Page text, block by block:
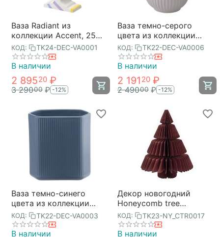
Ваза Radiant из
коллекции Accent, 25
см, Tkano
КОД: TK24-DEC-VA0001
В наличии
2 89520 ₽
3 29000 ₽ -12%
Ваза темно-серого
цвета из коллекции
Edge, 20 см, Tkano
КОД: TK22-DEC-VA0006
В наличии
2 191 20 ₽
2 49000 ₽ -12%
Ваза темно-синего
цвета из коллекции
Edge, 20см, Tkano
КОД: TK22-DEC-VA0003
В наличии
Декор новогодний
Honeycomb tree
бордового цвета из
коллекции New Year
Essential, Tkano
КОД: TK23-NY_CTR0017
В наличии